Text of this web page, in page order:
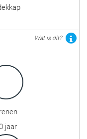
Wat is dit?
jaar